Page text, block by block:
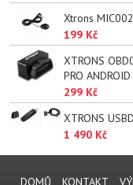
Xtrons
199 Kč
XTRONS
PRO ANDROID
299 Kč
XTRONS
1 490 Kč
DOMŮ KONTAKT